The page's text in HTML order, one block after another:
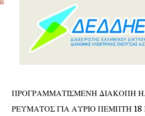
ΠΡΟΓΡΑΜΜΑΤΙΣΜΕΝΗ ΔΙΑΚΟΠΗ
ΡΕΥΜΑΤΟΣ ΓΙΑ ΑΥΡΙΟ ΠΕΜΠΤΗ 18